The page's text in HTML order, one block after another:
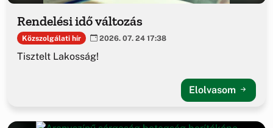
Rendelési idő változás
Közszolgálati hír 2026. 07. 24 17:38
Tisztelt Lakosság!
Elolvasom